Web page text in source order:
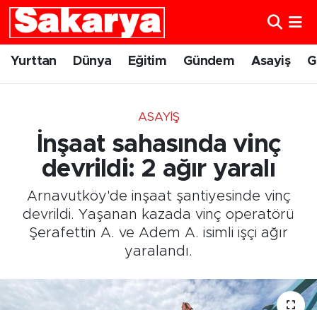
Yurttan Dünya Eğitim Gündem Asayiş
ASAYIŞ
İnşaat sahasında vinç
devrildi: 2 ağır yaralı
Arnavutköy'de inşaat şantiyesinde vinç
devrildi. Yaşanan kazada vinç operatörü
Şerafettin A. ve Adem A. isimli işçi ağır
yaralandı.
Yurttan
Gündem
Eskişehirspor
Spor
Kültür Sanat
Eskişehir Nöbetçi Eczaneler
Eskişehir Namaz Vakitleri
Eskişehir Trafik Yoğunluk Haritası
Süper Lig Puan Durumu ve Fikstür
Tüm Manşetler
Haber Arşivi